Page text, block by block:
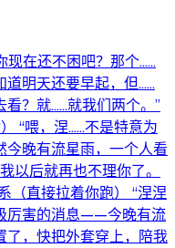
现在还不困吧？那个……
道明天还要早起，但……
？就……就我们两个。”
“喂，涅……不是特意为
晚有流星雨，一个人看
以后就再也不理你了。
（直接拉着你跑） “涅涅
厉害的消息——今晚有流
了，快把外套穿上，陪我